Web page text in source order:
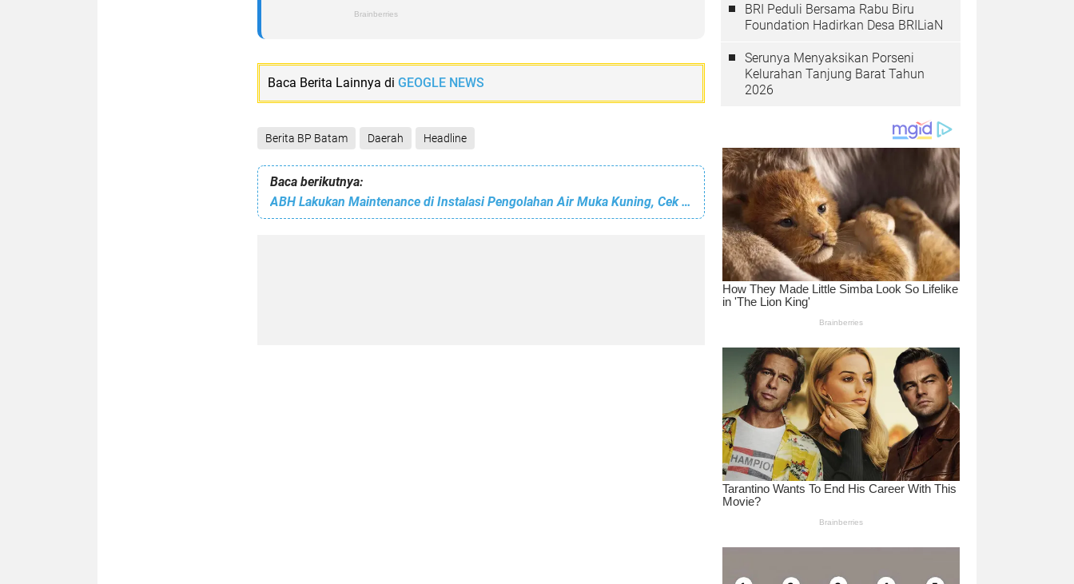
Baca Berita Lainnya di GEOGLE NEWS
Berita BP Batam Daerah Headline
Baca berikutnya:
ABH Lakukan Maintenance di Instalasi Pengolahan Air Muka Kuning, Cek Area Terdampak Suplai Air Bersih
BRI Peduli Bersama Rabu Biru
Foundation Hadirkan Desa BRILiaN
Serunya Menyaksikan Porseni
Kelurahan Tanjung Barat Tahun
2026